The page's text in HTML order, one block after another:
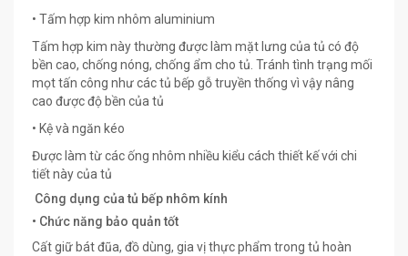
• Tấm hợp kim nhôm aluminium
Tấm hợp kim này thường được làm mặt lưng của tủ có độ
bền cao, chống nóng, chống ẩm cho tủ. Tránh tình trạng mối
mọt tấn công như các tủ bếp gỗ truyền thống vì vậy nâng
cao được độ bền của tủ
• Kệ và ngăn kéo
Được làm từ các ống nhôm nhiều kiểu cách thiết kế với chi
tiết này của tủ
Công dụng của tủ bếp nhôm kính
• Chức năng bảo quản tốt
Cất giữ bát đũa, đồ dùng, gia vị thực phẩm trong tủ hoàn